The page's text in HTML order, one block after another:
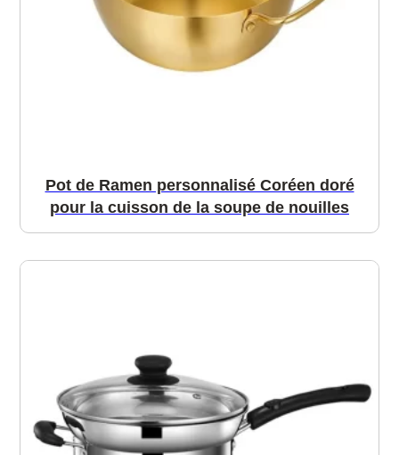
Pot de Ramen personnalisé Coréen doré
pour la cuisson de la soupe de nouilles